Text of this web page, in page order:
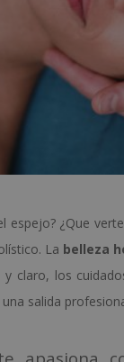
espejo? ¿Que
La belleza
claro, los
salida